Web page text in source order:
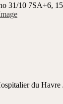
31/10 7SA+6,
du Havre